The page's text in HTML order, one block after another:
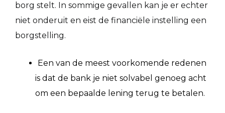
borg stelt. In sommige gevallen kan je er echter
niet onderuit en eist de financiële instelling een
borgstelling.
Een van de meest voorkomende redenen
is dat de bank je niet solvabel genoeg acht
om een bepaalde lening terug te betalen.